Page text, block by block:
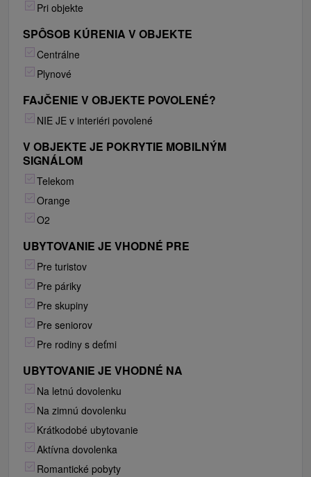
Pri objekte
SPÔSOB KÚRENIA V OBJEKTE
Centrálne
Plynové
FAJČENIE V OBJEKTE POVOLENÉ?
NIE JE v interiéri povolené
V OBJEKTE JE POKRYTIE MOBILNÝM
SIGNÁLOM
Telekom
Orange
O2
UBYTOVANIE JE VHODNÉ PRE
Pre turistov
Pre páriky
Pre skupiny
Pre seniorov
Pre rodiny s deťmi
UBYTOVANIE JE VHODNÉ NA
Na letnú dovolenku
Na zimnú dovolenku
Krátkodobé ubytovanie
Aktívna dovolenka
Romantické pobyty